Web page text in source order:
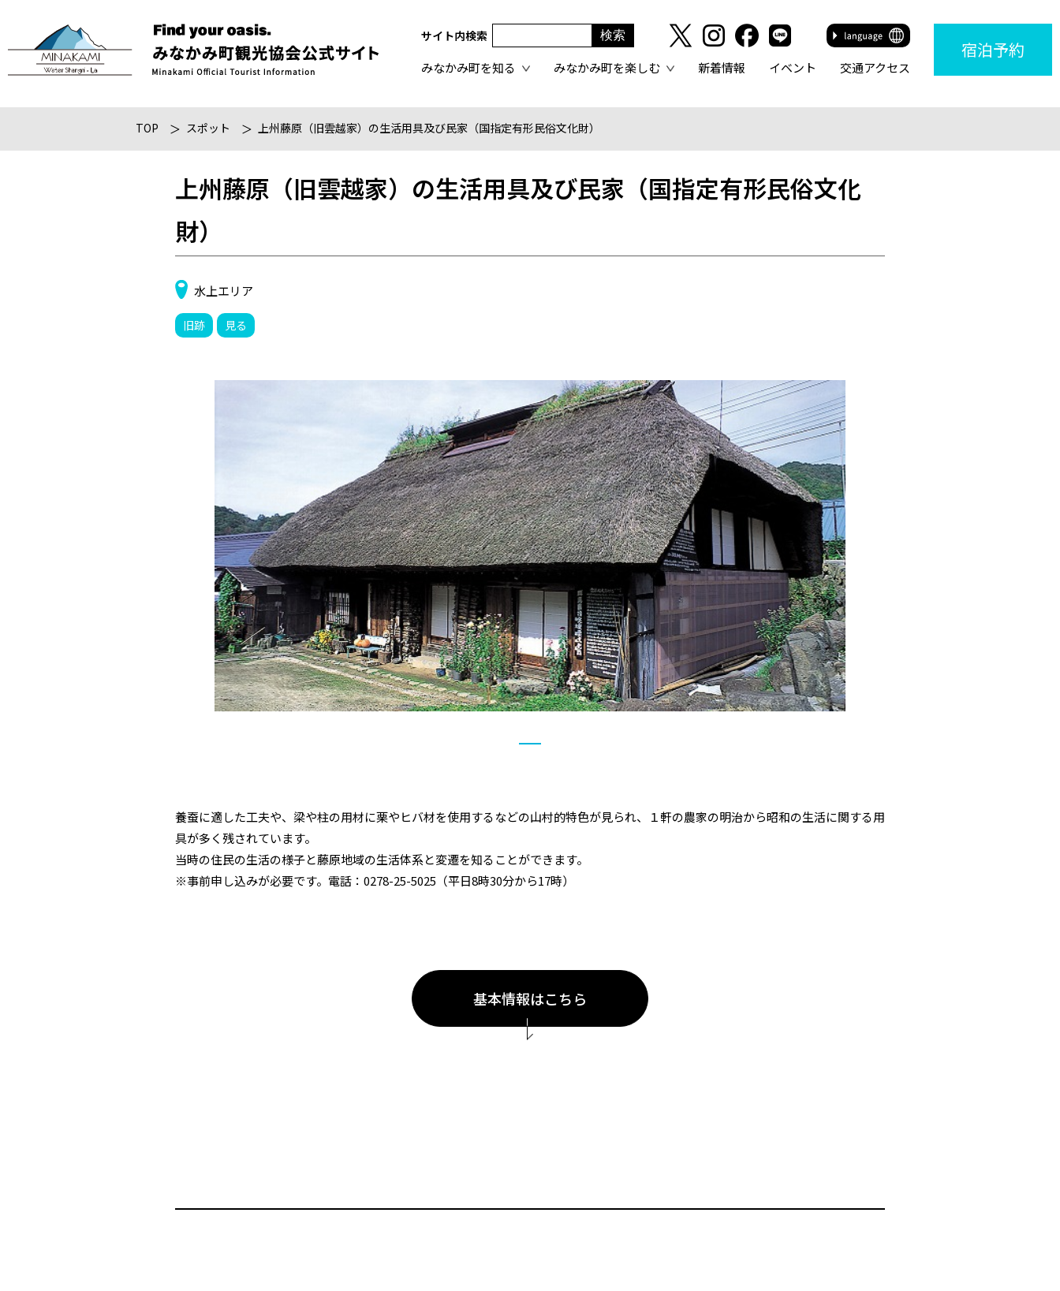
サイト内検索
みなかみ町を知る みなかみ町を楽しむ 新着情報 イベント 交通アクセス
宿泊予約
TOP スポット 上州藤原（旧雲越家）の生活用具及び民家（国指定有形民俗文化財）
上州藤原（旧雲越家）の生活用具及び民家（国指定有形民俗文化
財）
水上エリア
旧跡 見る
養蚕に適した工夫や、梁や柱の用材に栗やヒバ材を使用するなどの山村的特色が見られ、１軒の農家の明治から昭和の生活に関する用
具が多く残されています。
当時の住民の生活の様子と藤原地域の生活体系と変遷を知ることができます。
※事前申し込みが必要です。電話：0278-25-5025（平日8時30分から17時）
基本情報はこちら